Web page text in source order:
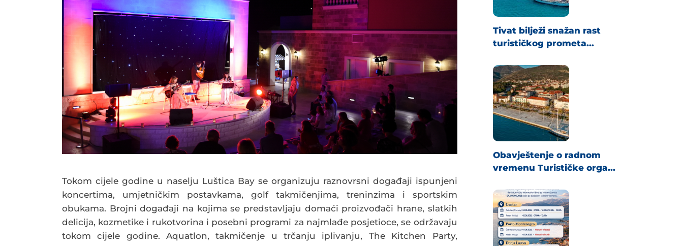
Tokom cijele godine u naselju Luštica Bay se organizuju raznovrsni događaji ispunjeni
koncertima, umjetničkim postavkama, golf takmičenjima, treninzima i sportskim
obukama. Brojni događaji na kojima se predstavljaju domaći proizvođači hrane, slatkih
delicija, kozmetike i rukotvorina i posebni programi za najmlađe posjetioce, se održavaju
tokom cijele godine. Aquatlon, takmičenje u trčanju iplivanju, The Kitchen Party,
Tivat bilježi snažan rast
turističkog prometa...
Obavještenje o radnom
vremenu Turističke orga...